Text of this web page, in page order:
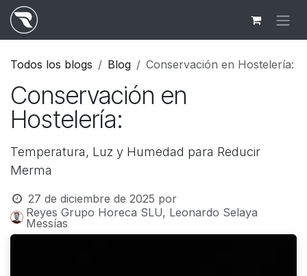
Ir al contenido
Todos los blogs Blog Conservación en Hostelería:
Conservación en
Hostelería:
Temperatura, Luz y Humedad para Reducir
Merma
27 de diciembre de 2025 por
Reyes Grupo Horeca SLU, Leonardo Selaya
Messías